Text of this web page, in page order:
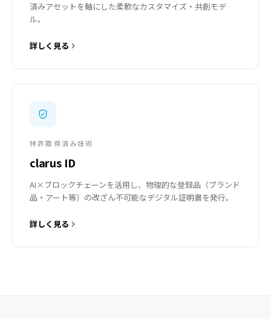
済みアセットを軸にした柔軟なカスタマイズ・共創モデ
ル。
詳しく見る
特許取得済み技術
clarus ID
AI×ブロックチェーンを活用し、物理的な登録品（ブランド
品・アート等）の改ざん不可能なデジタル証明書を発行。
詳しく見る